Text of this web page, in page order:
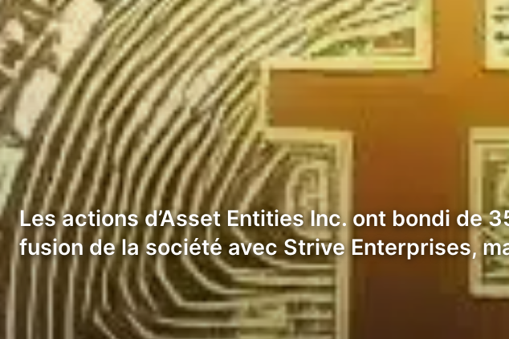
Les actions d’Asset Entities Inc. ont bondi de
fusion de la société avec Strive Enterprises,